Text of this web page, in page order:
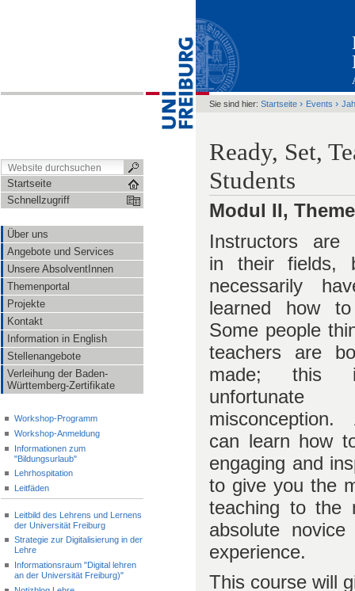
Startseite
Schnellzugriff
Über uns
Angebote und Services
Unsere AbsolventInnen
Themenportal
Projekte
Kontakt
Information in English
Stellenangebote
Verleihung der Baden-
Württemberg-Zertifikate
Workshop-Programm
Workshop-Anmeldung
Informationen zum
"Bildungsurlaub"
Lehrhospitation
Leitfäden
Leitbild des Lehrens und Lernens
der Universität Freiburg
Strategie zur Digitalisierung in der
Lehre
Informationsraum "Digital lehren
an der Universität Freiburg)"
Sie sind hier: Startseite › Events ›
Ready, Set,
Students
Modul II,
Instructors are
in their fields,
necessarily
learned how
Some people
teachers are
made; this
unfortunate
misconception.
can learn how
engaging and
to give you the
teaching to the
absolute
experience.
This course will